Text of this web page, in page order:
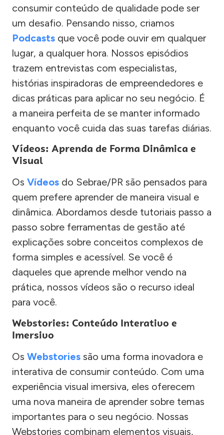
consumir conteúdo de qualidade pode ser
um desafio. Pensando nisso, criamos
Podcasts que você pode ouvir em qualquer
lugar, a qualquer hora. Nossos episódios
trazem entrevistas com especialistas,
histórias inspiradoras de empreendedores e
dicas práticas para aplicar no seu negócio. É
a maneira perfeita de se manter informado
enquanto você cuida das suas tarefas diárias.
Vídeos: Aprenda de Forma Dinâmica e
Visual
Os Vídeos do Sebrae/PR são pensados para
quem prefere aprender de maneira visual e
dinâmica. Abordamos desde tutoriais passo a
passo sobre ferramentas de gestão até
explicações sobre conceitos complexos de
forma simples e acessível. Se você é
daqueles que aprende melhor vendo na
prática, nossos vídeos são o recurso ideal
para você.
Webstories: Conteúdo Interativo e
Imersivo
Os Webstories são uma forma inovadora e
interativa de consumir conteúdo. Com uma
experiência visual imersiva, eles oferecem
uma nova maneira de aprender sobre temas
importantes para o seu negócio. Nossas
Webstories combinam elementos visuais,